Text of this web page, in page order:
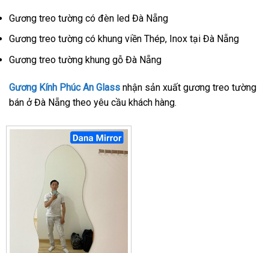
Gương treo tường có đèn led Đà Nẵng
Gương treo tường có khung viền Thép, Inox tại Đà Nẵng
Gương treo tường khung gỗ Đà Nẵng
Gương Kính Phúc An Glass nhận sản xuất gương treo tường
bán ở Đà Nẵng theo yêu cầu khách hàng.